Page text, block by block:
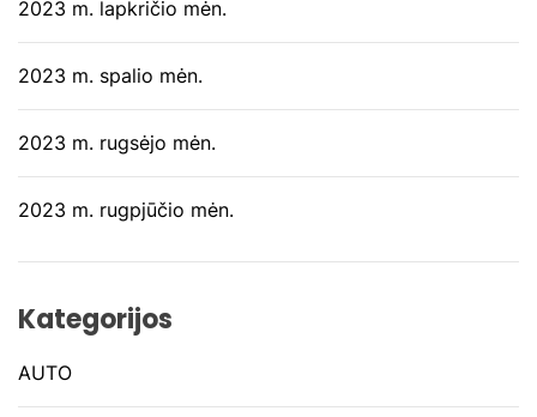
2023 m. lapkričio mėn.
2023 m. spalio mėn.
2023 m. rugsėjo mėn.
2023 m. rugpjūčio mėn.
Kategorijos
AUTO